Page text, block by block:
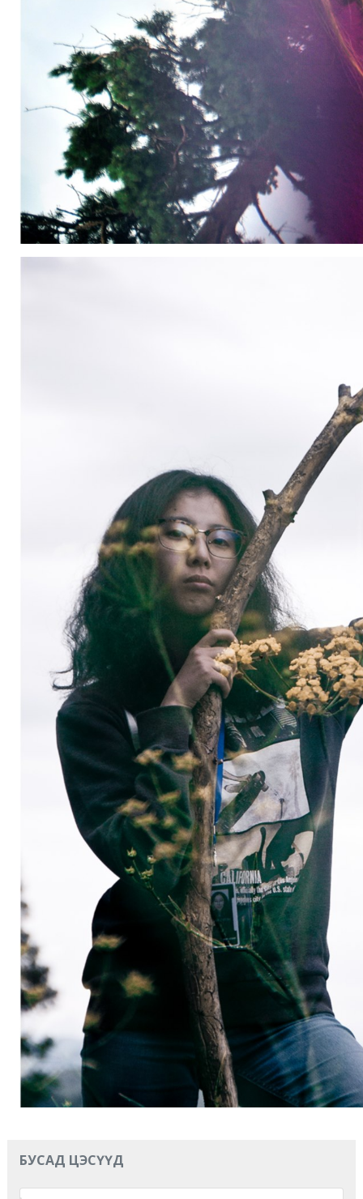
БУСАД ЦЭСҮҮД